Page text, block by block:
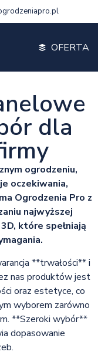
OFERTA
dla
ogrodzeniu,
oczekiwania,
Ogrodzenia Pro z
najwyższej
które spełniają
**trwałości** i
nas produktów jest
oraz estetyce, co
wyborem zarówno
**Szeroki wybór**
dopasowanie